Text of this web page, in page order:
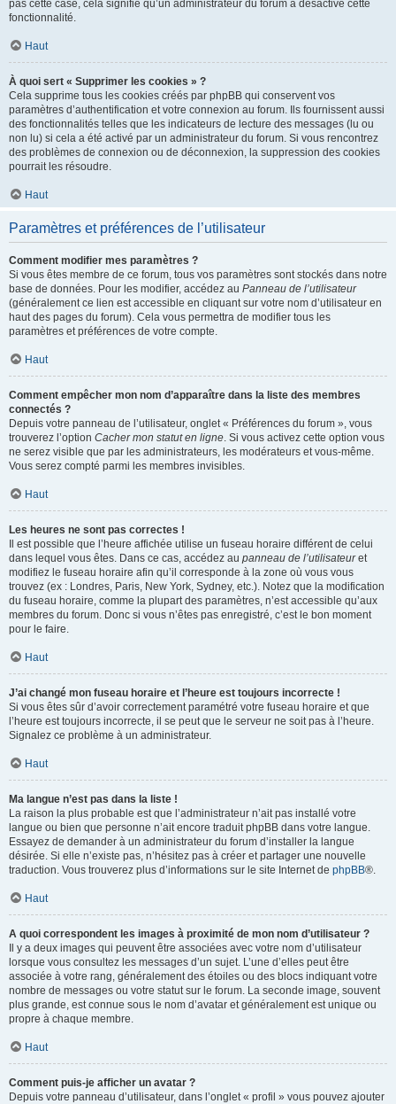
pas cette case, cela signifie qu’un administrateur du forum a désactivé cette
fonctionnalité.
Haut
À quoi sert « Supprimer les cookies » ?
Cela supprime tous les cookies créés par phpBB qui conservent vos
paramètres d’authentification et votre connexion au forum. Ils fournissent aussi
des fonctionnalités telles que les indicateurs de lecture des messages (lu ou
non lu) si cela a été activé par un administrateur du forum. Si vous rencontrez
des problèmes de connexion ou de déconnexion, la suppression des cookies
pourrait les résoudre.
Haut
Paramètres et préférences de l’utilisateur
Comment modifier mes paramètres ?
Si vous êtes membre de ce forum, tous vos paramètres sont stockés dans notre
base de données. Pour les modifier, accédez au Panneau de l’utilisateur
(généralement ce lien est accessible en cliquant sur votre nom d’utilisateur en
haut des pages du forum). Cela vous permettra de modifier tous les
paramètres et préférences de votre compte.
Haut
Comment empêcher mon nom d’apparaître dans la liste des membres
connectés ?
Depuis votre panneau de l’utilisateur, onglet « Préférences du forum », vous
trouverez l’option Cacher mon statut en ligne. Si vous activez cette option vous
ne serez visible que par les administrateurs, les modérateurs et vous-même.
Vous serez compté parmi les membres invisibles.
Haut
Les heures ne sont pas correctes !
Il est possible que l’heure affichée utilise un fuseau horaire différent de celui
dans lequel vous êtes. Dans ce cas, accédez au panneau de l’utilisateuret
modifiez le fuseau horaire afin qu’il corresponde à la zone où vous vous
trouvez (ex : Londres, Paris, New York, Sydney, etc.). Notez que la modification
du fuseau horaire, comme la plupart des paramètres, n’est accessible qu’aux
membres du forum. Donc si vous n’êtes pas enregistré, c’est le bon moment
pour le faire.
Haut
J’ai changé mon fuseau horaire et l’heure est toujours incorrecte !
Si vous êtes sûr d’avoir correctement paramétré votre fuseau horaire et que
l’heure est toujours incorrecte, il se peut que le serveur ne soit pas à l’heure.
Signalez ce problème à un administrateur.
Haut
Ma langue n’est pas dans la liste !
La raison la plus probable est que l’administrateur n’ait pas installé votre
langue ou bien que personne n’ait encore traduit phpBB dans votre langue.
Essayez de demander à un administrateur du forum d’installer la langue
désirée. Si elle n’existe pas, n’hésitez pas à créer et partager une nouvelle
traduction. Vous trouverez plus d’informations sur le site Internet de phpBB®.
Haut
A quoi correspondent les images à proximité de mon nom d’utilisateur ?
Il y a deux images qui peuvent être associées avec votre nom d’utilisateur
lorsque vous consultez les messages d’un sujet. L’une d’elles peut être
associée à votre rang, généralement des étoiles ou des blocs indiquant votre
nombre de messages ou votre statut sur le forum. La seconde image, souvent
plus grande, est connue sous le nom d’avatar et généralement est unique ou
propre à chaque membre.
Haut
Comment puis-je afficher un avatar ?
Depuis votre panneau d’utilisateur, dans l’onglet « profil » vous pouvez ajouter